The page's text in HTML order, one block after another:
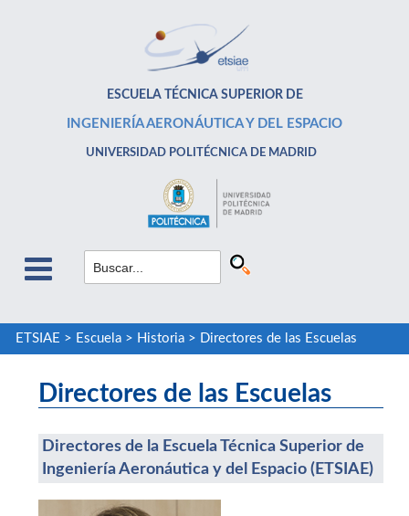
ESCUELA TÉCNICA SUPERIOR DE
INGENIERÍA AERONÁUTICA Y DEL ESPACIO
UNIVERSIDAD POLITÉCNICA DE MADRID
ETSIAE > Escuela> Historia> Directores de las Escuelas
Directores de las Escuelas
Directores de la Escuela Técnica Superior de
Ingeniería Aeronáutica y del Espacio (ETSIAE)